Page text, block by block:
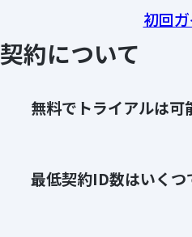
初回
契約について
無料でトライアルは可
最低契約ID数はいくつ